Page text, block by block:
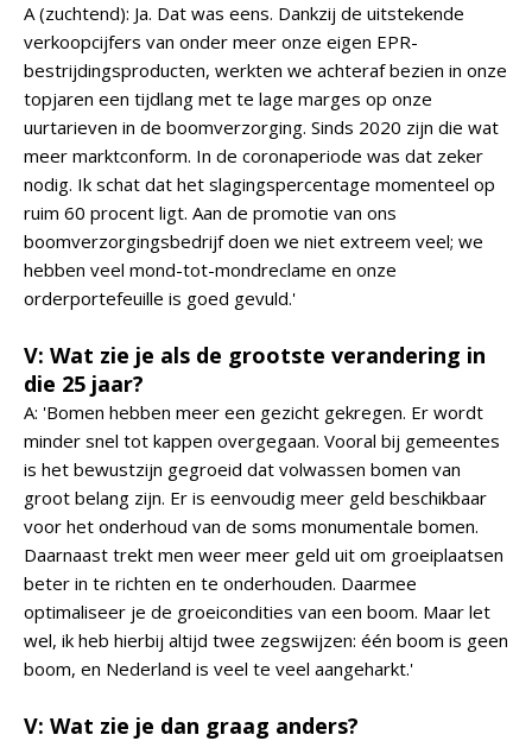
A (zuchtend): Ja. Dat was eens. Dankzij de uitstekende
verkoopcijfers van onder meer onze eigen EPR-
bestrijdingsproducten, werkten we achteraf bezien in onze
topjaren een tijdlang met te lage marges op onze
uurtarieven in de boomverzorging. Sinds 2020 zijn die wat
meer marktconform. In de coronaperiode was dat zeker
nodig. Ik schat dat het slagingspercentage momenteel op
ruim 60 procent ligt. Aan de promotie van ons
boomverzorgingsbedrijf doen we niet extreem veel; we
hebben veel mond-tot-mondreclame en onze
orderportefeuille is goed gevuld.'
V: Wat zie je als de grootste verandering in
die 25 jaar?
A: 'Bomen hebben meer een gezicht gekregen. Er wordt
minder snel tot kappen overgegaan. Vooral bij gemeentes
is het bewustzijn gegroeid dat volwassen bomen van
groot belang zijn. Er is eenvoudig meer geld beschikbaar
voor het onderhoud van de soms monumentale bomen.
Daarnaast trekt men weer meer geld uit om groeiplaatsen
beter in te richten en te onderhouden. Daarmee
optimaliseer je de groeicondities van een boom. Maar let
wel, ik heb hierbij altijd twee zegswijzen: één boom is geen
boom, en Nederland is veel te veel aangeharkt.'
V: Wat zie je dan graag anders?